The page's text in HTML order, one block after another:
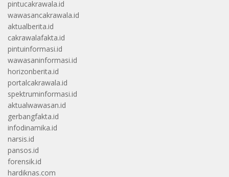
pintucakrawala.id
wawasancakrawala.id
aktualberita.id
cakrawalafakta.id
pintuinformasi.id
wawasaninformasi.id
horizonberita.id
portalcakrawala.id
spektruminformasi.id
aktualwawasan.id
gerbangfakta.id
infodinamika.id
narsis.id
pansos.id
forensik.id
hardiknas.com